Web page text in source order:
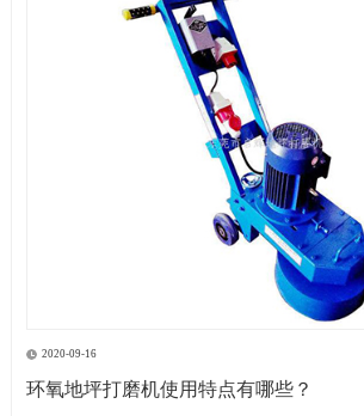
2020-09-16
环氧地坪打磨机使用特点有哪些？